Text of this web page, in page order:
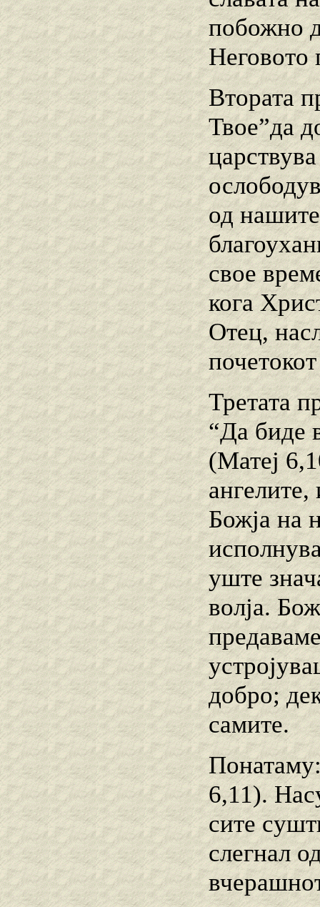
побожно
Неговото
Втората
Твое”да
од
свое
кога
Отец,
Третата
“Да биде
(Матеј
ангелите,
Божја на
уште
волја.
добро;
самите.
6,11).
сите
слегнал